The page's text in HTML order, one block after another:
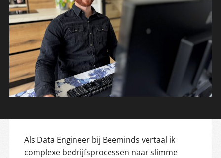
Als Data Engineer bij Beeminds vertaal ik
complexe bedrijfsprocessen naar slimme